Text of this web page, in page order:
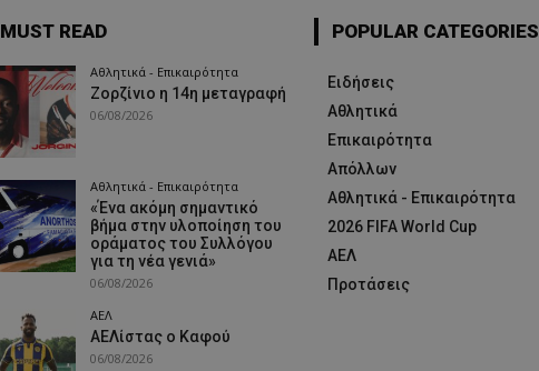
MUST READ
Αθλητικά - Επικαιρότητα
Ζορζίνιο η 14η μεταγραφή
06/08/2026
Αθλητικά - Επικαιρότητα
«Ένα ακόμη σημαντικό
βήμα στην υλοποίηση του
οράματος του Συλλόγου
για τη νέα γενιά»
06/08/2026
ΑΕΛ
ΑΕΛίστας ο Καφού
06/08/2026
POPULAR CATEGORIES
Ειδήσεις
Αθλητικά
Επικαιρότητα
Απόλλων
Αθλητικά - Επικαιρότητα
2026 FIFA World Cup
ΑΕΛ
Προτάσεις